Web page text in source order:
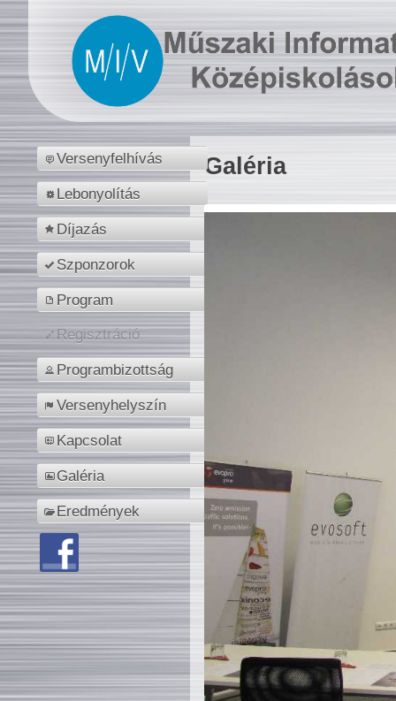
Versenyfelhívás
Lebonyolítás
Díjazás
Szponzorok
Program
Regisztráció
Programbizottság
Versenyhelyszín
Kapcsolat
Galéria
Eredmények
Galéria